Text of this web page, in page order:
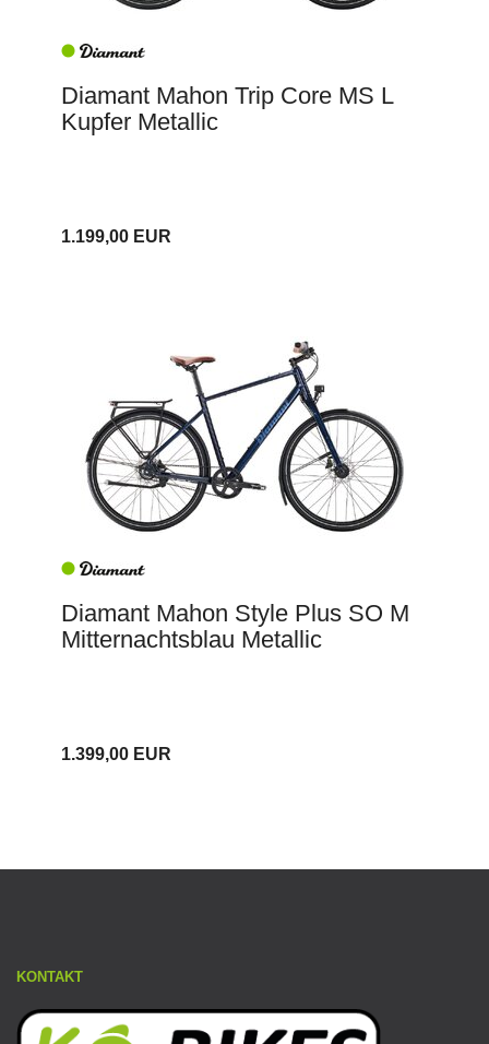
Diamant Mahon Trip Core MS L
Kupfer Metallic
1.199,00 EUR
Diamant Mahon Style Plus SO M
Mitternachtsblau Metallic
1.399,00 EUR
KONTAKT